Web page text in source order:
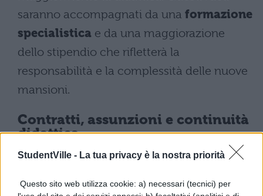
StudentVille - La tua privacy è la nostra priorità
Questo sito web utilizza cookie: a) necessari (tecnici) per
saranno accompagnati da una formazione
specialistica e da una maggiorazione
dello stipendio che rifletterà la
responsabilità e la complessità delle nuove
mansioni.
Contratti, assunzioni e continuità
didattica
Il governo ha destinato risorse importanti
per irinnovi contrattuali nel settore